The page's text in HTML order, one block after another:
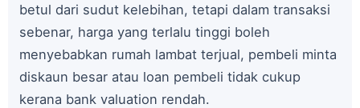
betul dari sudut kelebihan, tetapi dalam transaksi
sebenar, harga yang terlalu tinggi boleh
menyebabkan rumah lambat terjual, pembeli minta
diskaun besar atau loan pembeli tidak cukup
kerana bank valuation rendah.